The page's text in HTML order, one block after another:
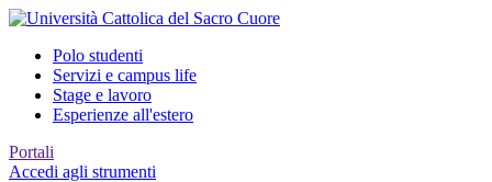
Polo studenti
Servizi e campus life
Stage e lavoro
Esperienze all'estero
Portali
Accedi agli strumenti